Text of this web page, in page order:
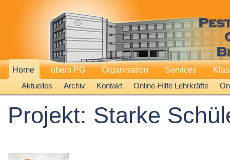
Home
Aktuelles
Archiv Kontakt Online-Hilfe Lehrkräfte
übers PG Organisation Services
Projekt: Starke